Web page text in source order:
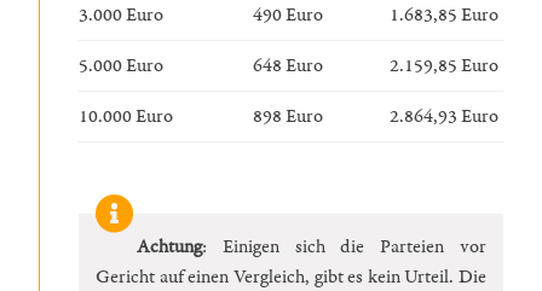
3.000 Euro 490 Euro
1.683,85 Euro
5.000 Euro
648 Euro
2.159,85 Euro
10.000 Euro
898 Euro 2.864,93 Euro
Achtung: Einigen sich die Parteien vor
Gericht auf einen Vergleich, gibt es kein Urteil. Die